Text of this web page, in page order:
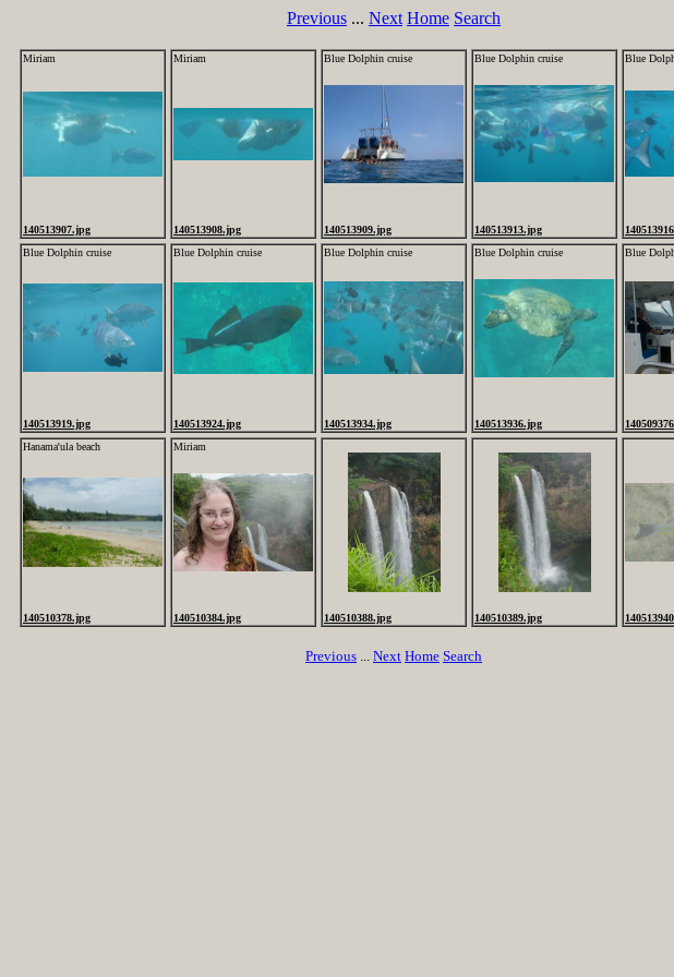
Previous ... Next Home Search
Miriam
140513907.jpg
Miriam
140513908.jpg
Blue Dolphin cruise
140513909.jpg
Blue Dolphin cruise
140513913.jpg
Blue
Blue Dolphin cruise
140513919.jpg
Blue Dolphin cruise
140513924.jpg
Blue Dolphin cruise
140513934.jpg
Blue Dolphin cruise
140513936.jpg
Blue
Hanama'ula beach
140510378.jpg
Miriam
140510384.jpg 140510388.jpg 140510389.jpg
Previous ... Next Home Search